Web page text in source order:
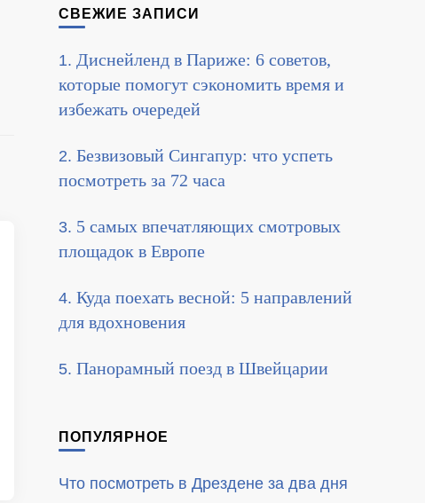
СВЕЖИЕ ЗАПИСИ
Диснейленд в Париже: 6 советов,
которые помогут сэкономить время и
избежать очередей
Безвизовый Сингапур: что успеть
посмотреть за 72 часа
5 самых впечатляющих смотровых
площадок в Европе
Куда поехать весной: 5 направлений
для вдохновения
Панорамный поезд в Швейцарии
ПОПУЛЯРНОЕ
Что посмотреть в Дрездене за два дня